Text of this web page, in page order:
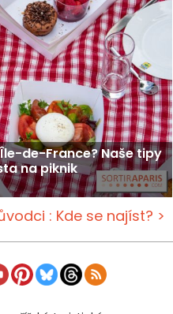
de-France? Naše tipy
na piknik
: Kde se najíst? >